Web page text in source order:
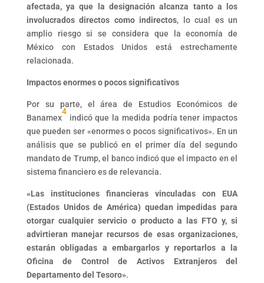
afectada, ya que la designación alcanza tanto a los
involucrados directos como indirectos, lo cual es un
amplio riesgo si se considera que la economía de
México con Estados Unidos está estrechamente
relacionada.
Impactos enormes o pocos significativos
Por su parte, el área de Estudios Económicos de
Banamex
4
indicó que la medida podría tener impactos
que pueden ser «enormes o pocos significativos». En un
análisis que se publicó en el primer día del segundo
mandato de Trump, el banco indicó que el impacto en el
sistema financiero es de relevancia.
«Las instituciones financieras vinculadas con EUA
(Estados Unidos de América) quedan impedidas para
otorgar cualquier servicio o producto a las FTO y, si
advirtieran manejar recursos de esas organizaciones,
estarán obligadas a embargarlos y reportarlos a la
Oficina de Control de Activos Extranjeros del
Departamento del Tesoro».